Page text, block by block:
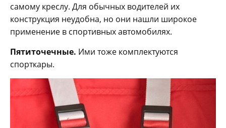
самому креслу. Для обычных водителей их
конструкция неудобна, но они нашли широкое
применение в спортивных автомобилях.
Пятиточечные. Ими тоже комплектуются
спорткары.